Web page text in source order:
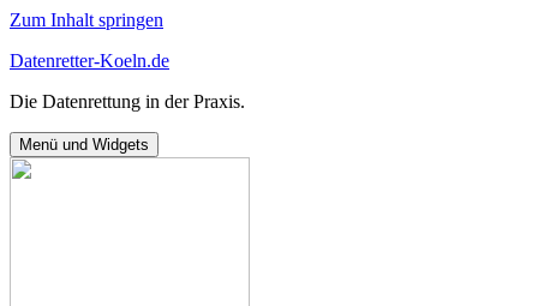
Zum Inhalt springen
Datenretter-Koeln.de
Die Datenrettung in der Praxis.
Menü und Widgets